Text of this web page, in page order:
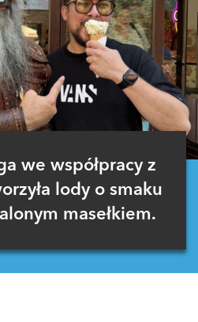
we współpracy z
lody o smaku
masełkiem.